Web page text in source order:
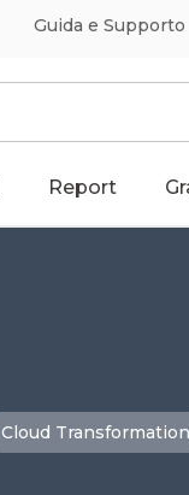
Guida e Supporto
Report
Cloud Transformation